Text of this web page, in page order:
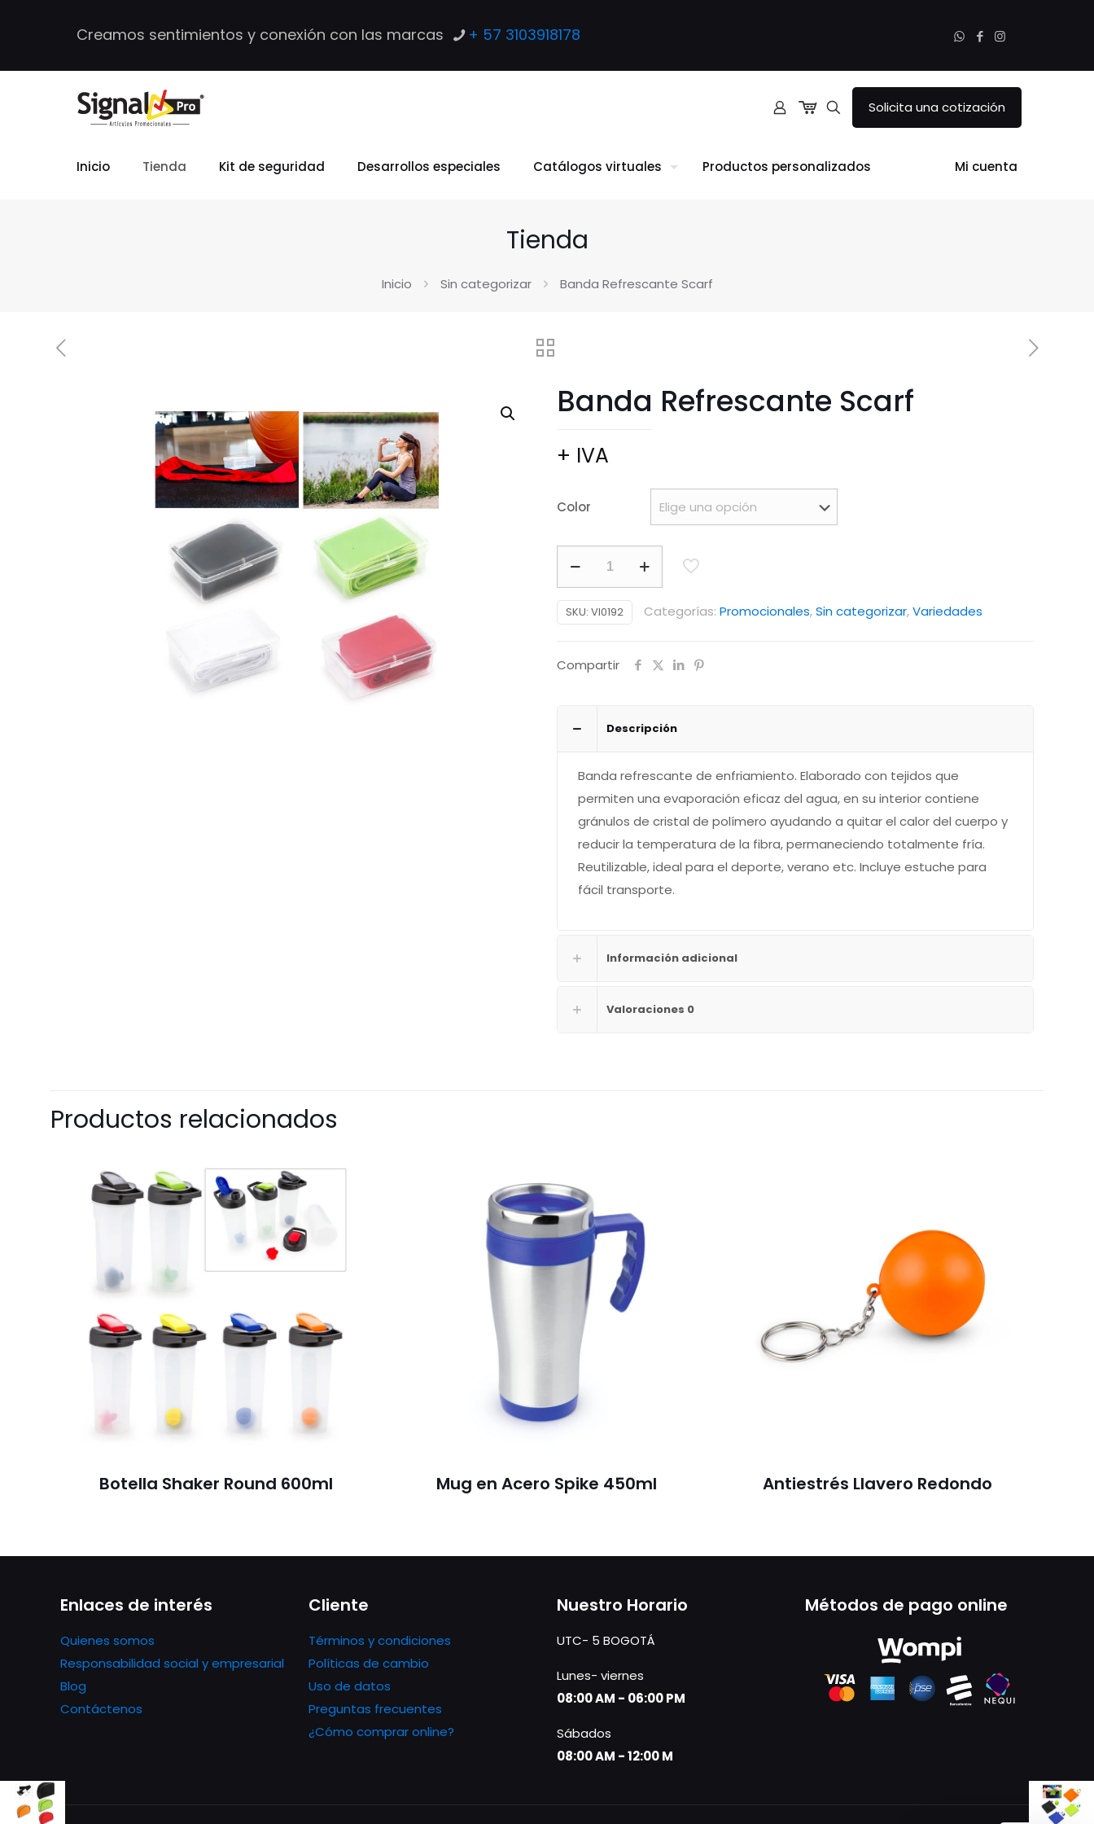
Creamos sentimientos y conexión con las marcas + 57 3103918178
Solicita una cotización
Inicio Tienda Kit de seguridad Desarrollos especiales Catálogos virtuales Productos personalizados Mi cuenta
Tienda
Inicio Sin categorizar Banda Refrescante Scarf
Banda Refrescante Scarf
+ IVA
Color
Scarf
cantidad
SKU: VI0192 Categorías: Promocionales,Sin categorizar,Variedades
Compartir
Descripción
Banda refrescante de enfriamiento. Elaborado con tejidos que
permiten una evaporación eficaz del agua, en su interior contiene
gránulos de cristal de polímero ayudando a quitar el calor del cuerpo y
reducir la temperatura de la fibra, permaneciendo totalmente fría.
Reutilizable, ideal para el deporte, verano etc. Incluye estuche para
fácil transporte.
Información adicional
Valoraciones 0
Productos relacionados
Botella Shaker Round 600ml Mug en Acero Spike 450ml Antiestrés Llavero Redondo
Enlaces de interés
Quienes somos
Responsabilidad social y empresarial
Blog
Contáctenos
Cliente
Términos y condiciones
Políticas de cambio
Uso de datos
Preguntas frecuentes
¿Cómo comprar online?
Nuestro Horario
UTC- 5 BOGOTÁ
Lunes- viernes
08:00 AM - 06:00 PM
Sábados
08:00 AM - 12:00 M
Métodos de pago online